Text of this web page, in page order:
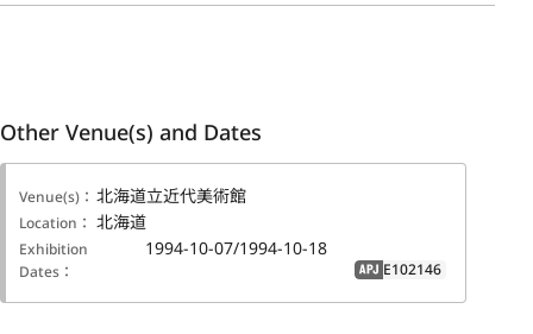
Other Venue(s) and Dates
Venue(s)： 北海道立近代美術館
Location： 北海道
Exhibition
Dates：
1994-10-07/1994-10-18
APJ E102146